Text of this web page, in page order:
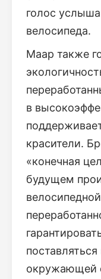
голос
велосипеда.
Maap также
в
красители.
«конечная
будущем
окружающей